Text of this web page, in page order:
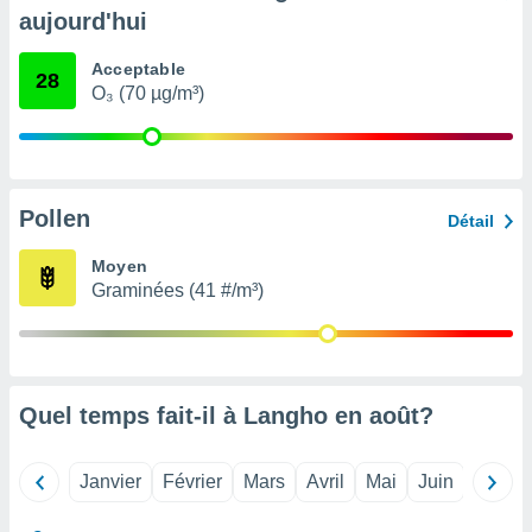
ou
de la
non
des
le
le
aujourd'hui
28 Acceptable
O₃ (70 µg/m³)
Pollen Détail
Moyen
Graminées (41 #/m³)
Quel temps fait-il à Langho en août?
Janvier Février Mars Avril Mai Juin Juillet